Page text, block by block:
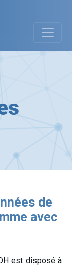
de
avec
est disposé à